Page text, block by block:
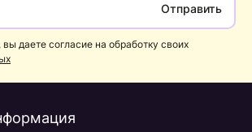
Отправить
даете согласие на обработку своих